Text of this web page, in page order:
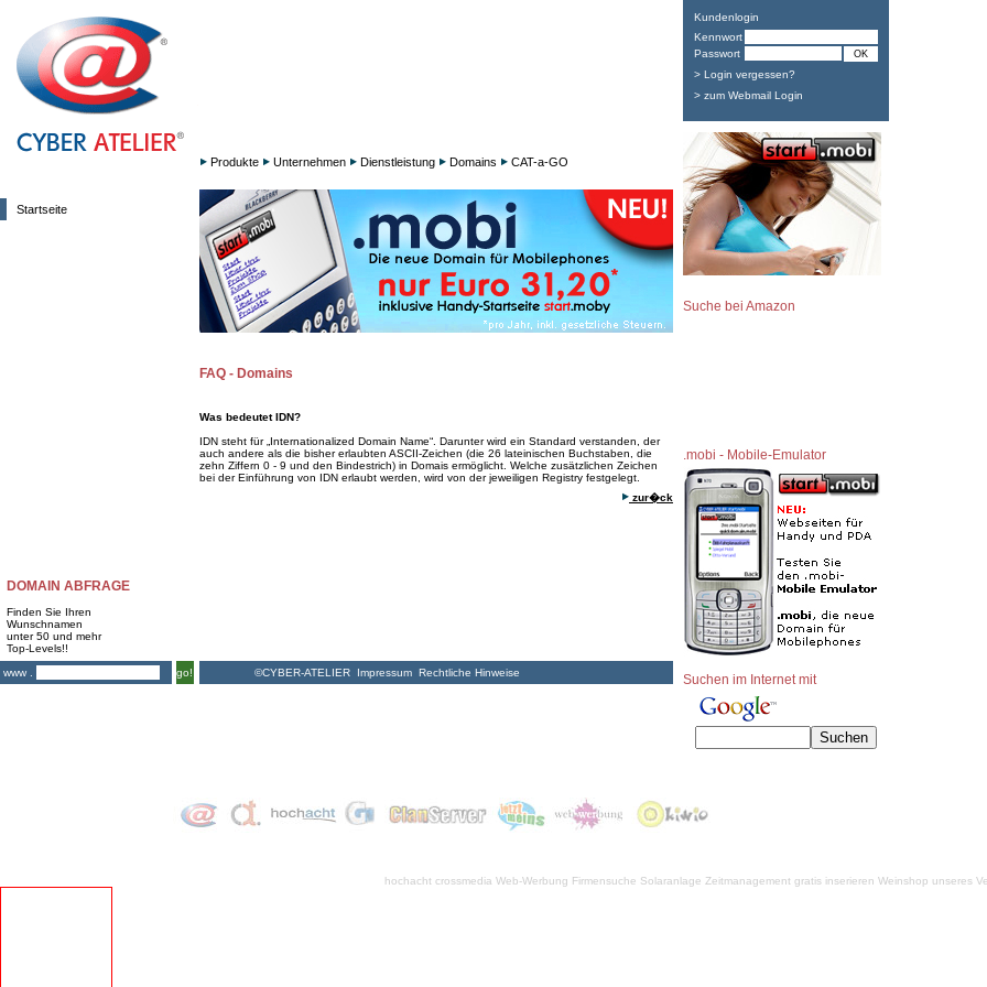
Startseite
DOMAIN ABFRAGE
Finden Sie Ihren
Wunschnamen
unter 50 und mehr
Top-Levels!!
www .
go!
Produkte Unternehmen Dienstleistung Domains CAT-a-GO
FAQ - Domains
Was bedeutet IDN?
IDN steht für „Internationalized Domain Name“. Darunter wird ein Standard verstanden, der
auch andere als die bisher erlaubten ASCII-Zeichen (die 26 lateinischen Buchstaben, die
zehn Ziffern 0 - 9 und den Bindestrich) in Domais ermöglicht. Welche zusätzlichen Zeichen
bei der Einführung von IDN erlaubt werden, wird von der jeweiligen Registry festgelegt.
zur�ck
©CYBER-ATELIER Impressum Rechtliche Hinweise
Kundenlogin
Kennwort
Passwort
> Login vergessen?
> zum Webmail Login
Suche bei Amazon
.mobi - Mobile-Emulator
Suchen im Internet mit
hochacht crossmedia Web-Werbung Firmensuche Solaranlage Zeitmanagement gratis inserieren Weinshop unseres